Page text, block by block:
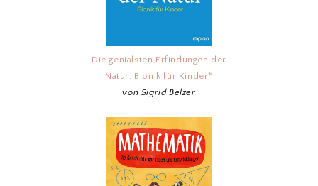
Die genialsten Erfindungen der
Natur: Bionik für Kinder*
von Sigrid Belzer